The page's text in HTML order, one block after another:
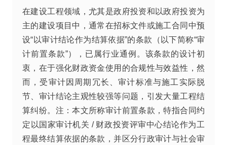
在建设工程领域，尤其是政府投资和以政府投资为
主的建设项目中，通常在招标文件或施工合同中预
设“以审计结论作为结算依据”的条款（以下简称“审
计前置条款”），已属行业通例。该条款的设计初
衷，在于强化财政资金使用的合规性与效益性，然
而，受审计因周期冗长、审计标准与施工实际脱
节、审计结论主观性较强等问题，引发大量工程结
算纠纷。注：本文所称审计前置条款，特指合同约
定以国家审计机关 / 财政投资评审中心结论作为工
程最终结算依据的条款，并区分行政审计与社会审